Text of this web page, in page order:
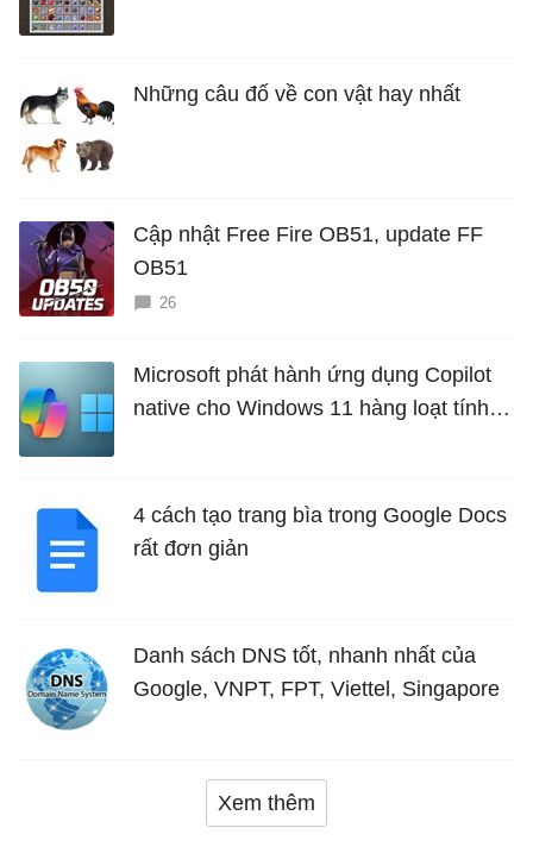
Những câu đố về con vật hay nhất
Cập nhật Free Fire OB51, update FF
OB51
26
Microsoft phát hành ứng dụng Copilot
native cho Windows 11 hàng loạt tính
4 cách tạo trang bìa trong Google Docs
rất đơn giản
Danh sách DNS tốt, nhanh nhất của
Google, VNPT, FPT, Viettel, Singapore
Xem thêm